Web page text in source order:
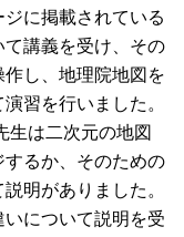
に掲載されている
て講義を受け、その
し、地理院地図を
習を行いました。
生は二次元の地図
るか、そのための
明がありました。
について説明を受